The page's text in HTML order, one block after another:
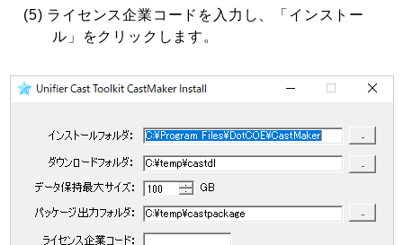
(5) ライセンス企業コードを入力し、「インストー
ル」をクリックします。